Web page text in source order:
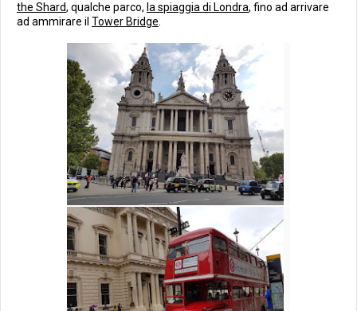
the Shard, qualche parco, la spiaggia di Londra, fino ad arrivare
ad ammirare il Tower Bridge